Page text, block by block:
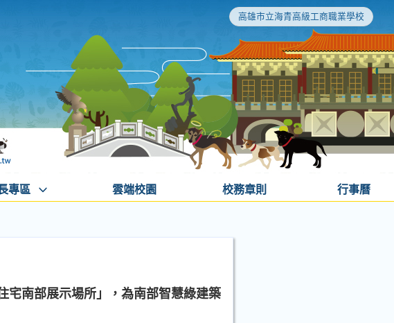
高雄市立海青高級工商職業學校
專區 雲端校園 校務章則 行事曆
宅南部展示場所」，為南部智慧綠建築